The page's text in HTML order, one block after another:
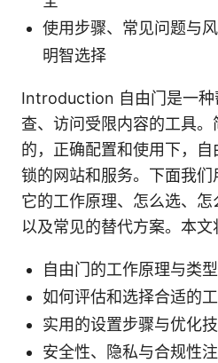
使用步骤、常见问题与
明智选择
Introduction 自由门是一种
查、访问受限内容的工具
的，正确配置和使用下，
锁的网站和服务。下面我
它的工作原理、怎么选、怎
以及常见的替代方案。本文
自由门的工作原理与类型
如何评估和选择合适的
实用的设置步骤与优化
安全性、隐私与合规性